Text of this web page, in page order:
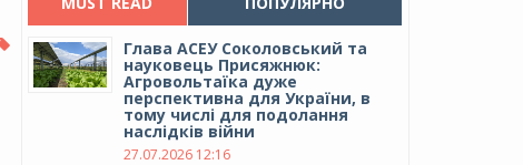
Глава АСЕУ Соколовський та
науковець Присяжнюк:
Агровольтаїка дуже
перспективна для України, в
тому числі для подолання
наслідків війни
27.07.2026 12:16